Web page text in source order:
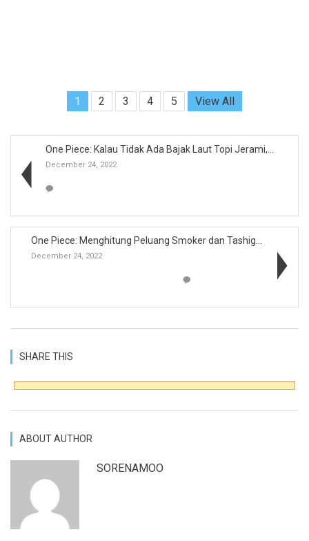
1 2 3 4 5 View All
One Piece: Kalau Tidak Ada Bajak Laut Topi Jerami,...
December 24, 2022
December 24, 2022
SHARE THIS
ABOUT AUTHOR
SORENAMOO